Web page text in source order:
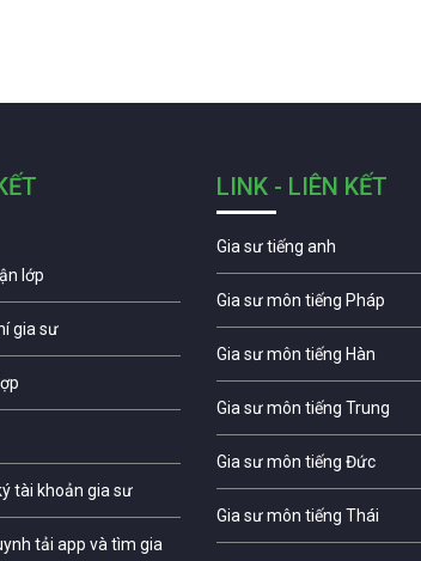
lớp
gia sư
tài khoản gia sư
tải app và tìm gia
LINK - LIÊN KẾT
Gia sư tiếng anh
Gia sư môn tiếng Pháp
Gia sư môn tiếng Hàn
Gia sư môn tiếng Trung
Gia sư môn tiếng Đức
Gia sư môn tiếng Thái